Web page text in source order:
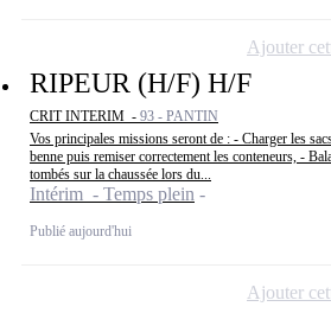
RIPEUR (H/F) H/F
CRIT INTERIM - 93 - PANTIN
Vos principales missions seront de : - Charger les
benne puis remiser correctement les conteneurs, -
tombés sur la chaussée lors du...
Intérim - Temps plein
Publié aujourd'hui
Ajouter
Ajouter